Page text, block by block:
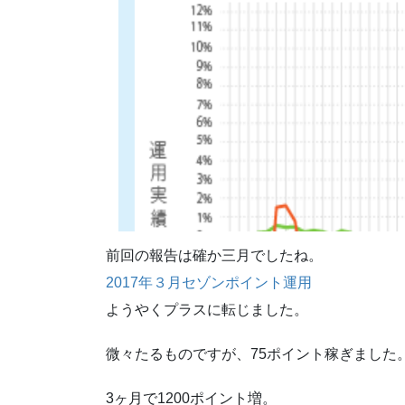
前回の報告は確か三月でしたね。
2017年３月セゾンポイント運用
ようやくプラスに転じました。
微々たるものですが、75ポイント稼ぎました
3ヶ月で1200ポイント増。